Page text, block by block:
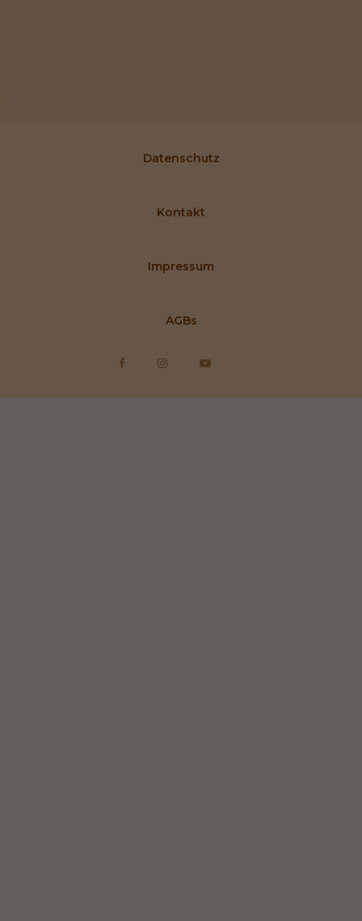
Datenschutz
Kontakt
Impressum
AGBs